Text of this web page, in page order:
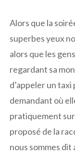
Alors que la
superbes yeux
alors que les
regardant sa
d’appeler un taxi
demandant où
pratiquement
proposé de la
nous sommes dit